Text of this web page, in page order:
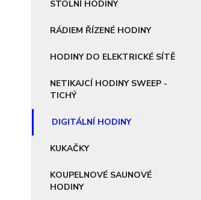
STOLNÍ HODINY
RÁDIEM ŘÍZENÉ HODINY
HODINY DO ELEKTRICKÉ SÍTĚ
NETIKAJCÍ HODINY SWEEP -
TICHÝ
DIGITÁLNÍ HODINY
KUKAČKY
KOUPELNOVÉ SAUNOVÉ
HODINY